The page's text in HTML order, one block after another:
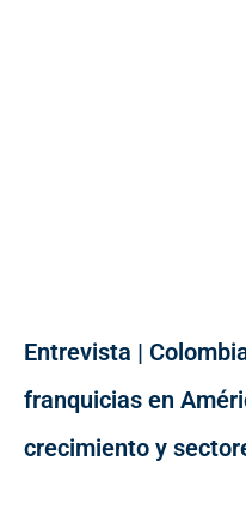
Entrevista |
franquicias en
crecimiento y